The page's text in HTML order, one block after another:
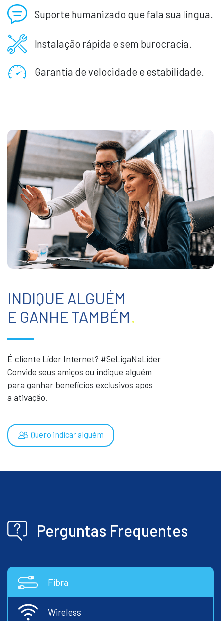
Suporte humanizado que fala sua lingua.
Instalação rápida e sem burocracia.
Garantia de velocidade e estabilidade.
INDIQUE ALGUÉM
E GANHE TAMBÉM.
É cliente Líder Internet? #SeLigaNaLider
Convide seus amigos ou indique alguém
para ganhar benefícios exclusivos após
a ativação.
Quero indicar alguém
Perguntas Frequentes
Fibra
Wireless